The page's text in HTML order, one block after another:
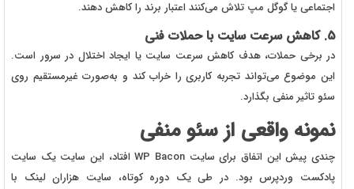
اجتماعی یا گوگل مپ تلاش می‌کنند اعتبار برند را کاهش دهند.
5. کاهش سرعت سایت با حملات فنی
در برخی حملات، هدف کاهش سرعت سایت یا ایجاد اختلال در سرور است.
این موضوع می‌تواند تجربه کاربری را خراب کند و به‌صورت غیرمستقیم روی
سئو تاثیر منفی بگذارد.
نمونه واقعی از سئو منفی
چندی پیش این اتفاق برای سایت WP Bacon افتاد، این سایت یک سایت
پادکست وردپرس بود. در طی یک دوره کوتاه، سایت هزاران لینک با